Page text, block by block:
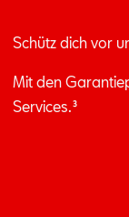
Schütz dich vor
Mit den
Ser­vices.³